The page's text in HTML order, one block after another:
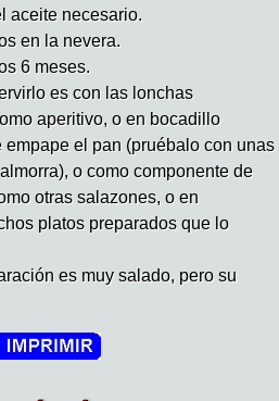
aceite necesario.
en la nevera.
6 meses.
es con las lonchas
aperitivo, o en bocadillo
el pan (pruébalo con unas
o como componente de
otras salazones, o en
platos preparados que lo
es muy salado, pero su